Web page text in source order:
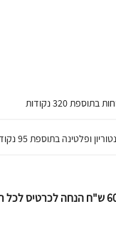
320 נקודות
ופלטינה בתוספת 95 נקודות
פיטר פן המחזמר – 60 ש"ח הנחה